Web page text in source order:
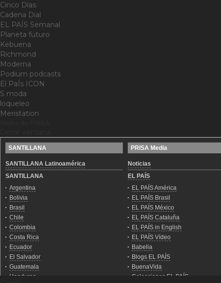
Cinco Días
Cadena Dial
EL PAÍS Semanal
Planeta futuro
Kebuena
Richmond
Moderna
Podium podcasts
El PaÍs ICON
S moda
loqueleo
Meristation